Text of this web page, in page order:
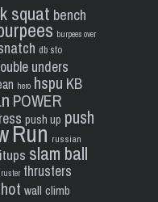
squat bench
burpees over
db sto
unders
hero hspu KB
POWER
push up push
Run russian
slam ball
thrusters
wall climb